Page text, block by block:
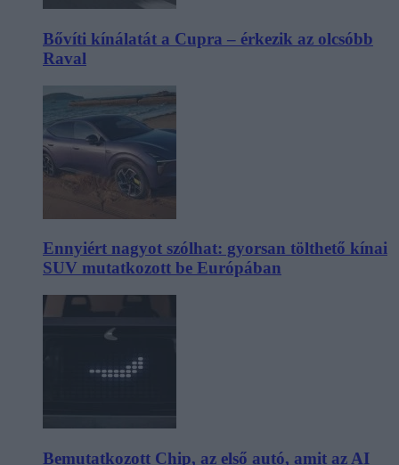
Bővíti kínálatát a Cupra – érkezik az olcsóbb
Raval
Ennyiért nagyot szólhat: gyorsan tölthető kínai
SUV mutatkozott be Európában
Bemutatkozott Chip, az első autó, amit az AI